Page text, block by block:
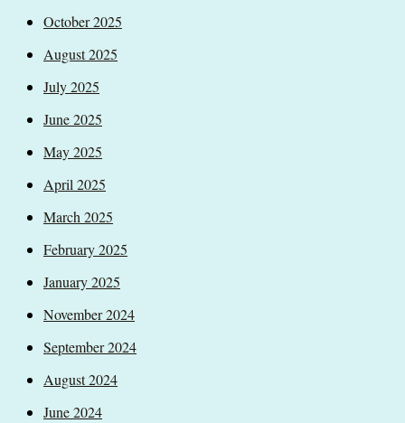
October 2025
August 2025
July 2025
June 2025
May 2025
April 2025
March 2025
February 2025
January 2025
November 2024
September 2024
August 2024
June 2024